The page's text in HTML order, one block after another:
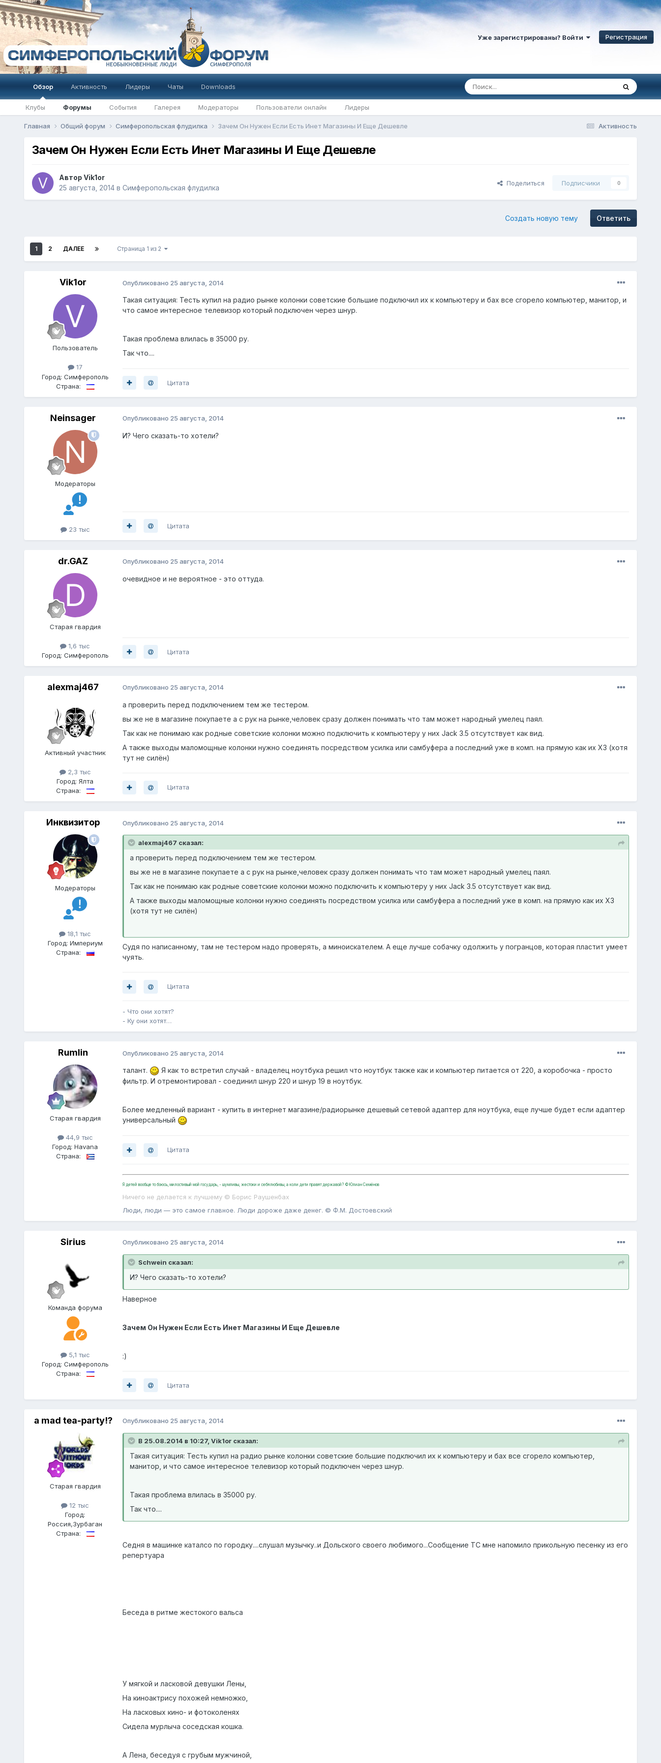
Уже зарегистрированы? Войти Регистрация
Обзор
Клубы Форумы События Галерея Модераторы Пользователи онлайн Лидеры
Активность Лидеры Чаты Downloads
Активность
Главная Общий форум Симферопольская флудилка Зачем Он Нужен Если Есть Инет Магазины И Еще Дешевле
Зачем Он Нужен Если Есть Инет Магазины И Еще Дешевле
Автор Vik1or
25 августа, 2014в Симферопольская флудилка
Поделиться Подписчики 0
Ответить
Создать новую тему
1 2 ДАЛЕЕ Страница 1 из 2
Vik1or
Пoльзователь
17
Город: Симферополь
Страна:
Опубликовано 25 августа, 2014
Такая ситуация: Тесть купил на радио рынке колонки советские большие подключил их к компьютеру и бах все сгорело компьютер, манитор, и
что самое интересное телевизор который подключен через шнур.
Такая проблема влилась в 35000 ру.
Так что....
Цитата
Neinsager
Модераторы
23 тыс
Опубликовано 25 августа, 2014
И? Чего сказать-то хотели?
Цитата
dr.GAZ
Старая гвардия
1,6 тыс
Город: Симферополь
Опубликовано 25 августа, 2014
очевидное и не вероятное - это оттуда.
Цитата
alexmaj467
Активный участник
2,3 тыс
Город:Ялта
Страна:
Опубликовано 25 августа, 2014
а проверить перед подключением тем же тестером.
вы же не в магазине покупаете а с рук на рынке,человек сразу должен понимать что там может народный умелец паял.
Так как не понимаю как родные советские колонки можно подключить к компьютеру у них Jack 3.5 отсутствует как вид.
А также выходы маломощные колонки нужно соединять посредством усилка или самбуфера а последний уже в комп. на прямую как их ХЗ (хотя
тут не силён)
Цитата
Инквизитор
Модераторы
18,1 тыс
Город: Империум
Страна:
Опубликовано 25 августа, 2014
alexmaj467 сказал:
а проверить перед подключением тем же тестером.
вы же не в магазине покупаете а с рук на рынке,человек сразу должен понимать что там может народный умелец паял.
Так как не понимаю как родные советские колонки можно подключить к компьютеру у них Jack 3.5 отсутствует как вид.
А также выходы маломощные колонки нужно соединять посредством усилка или самбуфера а последний уже в комп. на прямую как их ХЗ
(хотя тут не силён)
Судя по написанному, там не тестером надо проверять, а миноискателем. А еще лучше собачку одолжить у погранцов, которая пластит умеет
чуять.
Цитата
- Что они хотят?
- Ку они хотят…
Rumlin
Старая гвардия
44,9 тыс
Город:Havana
Страна:
Опубликовано 25 августа, 2014
талант.
Я как то встретил случай - владелец ноутбука решил что ноутбук также как и компьютер питается от 220, а коробочка - просто
фильтр. И отремонтировал - соединил шнур 220 и шнур 19 в ноутбук.
Более медленный вариант - купить в интернет магазине/радиорынке дешевый сетевой адаптер для ноутбука, еще лучше будет если адаптер
универсальный
Цитата
Я детей вообще то боюсь, милостивый мой государь, - шумливы, жестоки и себялюбивы, а коли дети правят державой? ©Юлиан Семёнов
Ничего не делается к лучшему © Борис Раушенбах
Люди, люди — это самое главное. Люди дороже даже денег. © Ф.М. Достоевский
Sirius
Команда форума
5,1 тыс
Город: Симферополь
Страна:
Опубликовано 25 августа, 2014
Schwein сказал:
И? Чего сказать-то хотели?
Наверное
Зачем Он Нужен Если Есть Инет Магазины И Еще Дешевле
:)
Цитата
a mad tea-party!?
Старая гвардия
12 тыс
Город:
Россия,Зурбаган
Страна:
Опубликовано 25 августа, 2014
В 25.08.2014 в 10:27, Vik1or сказал:
Такая ситуация: Тесть купил на радио рынке колонки советские большие подключил их к компьютеру и бах все сгорело компьютер,
манитор, и что самое интересное телевизор который подключен через шнур.
Такая проблема влилась в 35000 ру.
Так что....
Седня в машинке каталсо по городку....слушал музычку..и Дольского своего любимого...Сообщение ТС мне напомило прикольную песенку из его
репертуара
Беседа в ритме жестокого вальса
У мягкой и ласковой девушки Лены,
На киноактрису похожей немножко,
На ласковых кино- и фотоколенях
Сидела мурлыча соседская кошка.
А Лена, беседуя с грубым мужчиной,